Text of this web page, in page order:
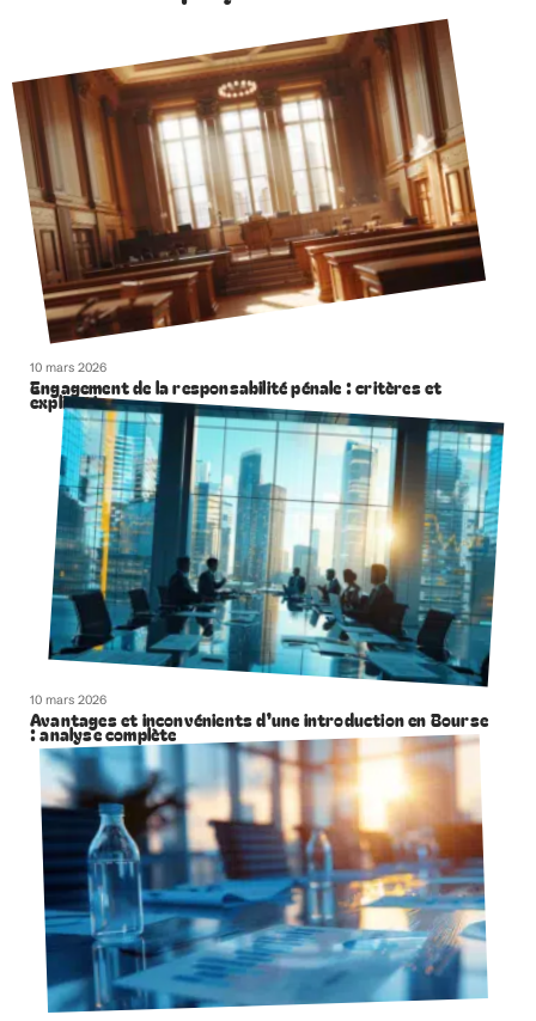
10 mars 2026
Engagement de la responsabilité pénale : critères et
explications
10 mars 2026
Avantages et inconvénients d’une introduction en Bourse
: analyse complète